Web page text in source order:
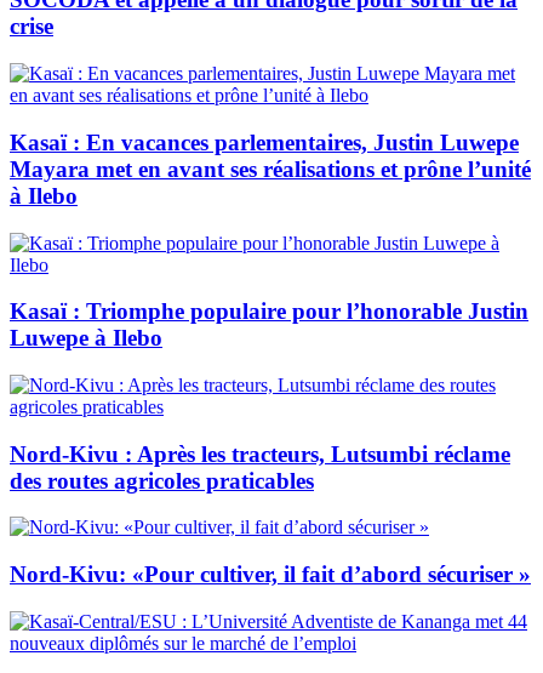
crise
Kasaï : En vacances parlementaires, Justin Luwepe
Mayara met en avant ses réalisations et prône l’unité
à Ilebo
Kasaï : Triomphe populaire pour l’honorable Justin
Luwepe à Ilebo
Nord-Kivu : Après les tracteurs, Lutsumbi réclame
des routes agricoles praticables
Nord-Kivu: «Pour cultiver, il fait d’abord sécuriser »